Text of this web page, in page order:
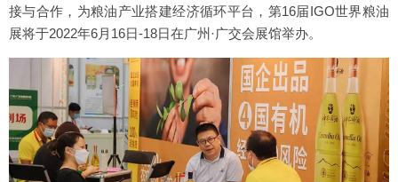
接与合作，为粮油产业搭建经济循环平台，第16届IGO世界粮油
展将于2022年6月16日-18日在广州·广交会展馆举办。